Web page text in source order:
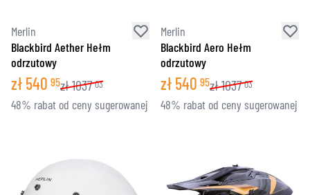
Merlin
Blackbird Aether Hełm
odrzutowy
zł540 95zł1037 03
48% rabat od ceny sugerowanej
Merlin
Blackbird Aero Hełm
odrzutowy
zł540 95zł1037 03
48% rabat od ceny sugerowanej